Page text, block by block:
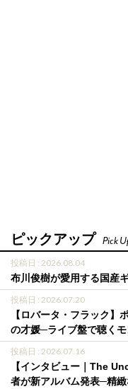
ピックアップ Pick
投稿日 : 2026.08.04
布川俊樹が愛用する国産
投稿日 : 2026.07.20
【ロバータ・フラック】
の才媛─ライブ盤で聴く
投稿日 : 2026.07.16
【インタビュー｜The
者が新アルバム発表─精